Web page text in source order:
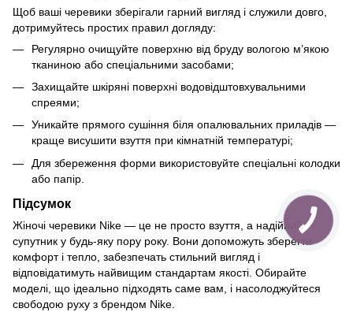
Щоб ваші черевики зберігали гарний вигляд і служили довго,
дотримуйтесь простих правил догляду:
Регулярно очищуйте поверхню від бруду вологою м’якою
тканиною або спеціальними засобами;
Захищайте шкіряні поверхні водовідштовхувальними
спреями;
Уникайте прямого сушіння біля опалювальних приладів —
краще висушити взуття при кімнатній температурі;
Для збереження форми використовуйте спеціальні колодки
або папір.
Підсумок
Жіночі черевики Nike — це не просто взуття, а надійний
супутник у будь-яку пору року. Вони допоможуть зберегти
комфорт і тепло, забезпечать стильний вигляд і
відповідатимуть найвищим стандартам якості. Обирайте
моделі, що ідеально підходять саме вам, і насолоджуйтеся
свободою руху з брендом Nike.